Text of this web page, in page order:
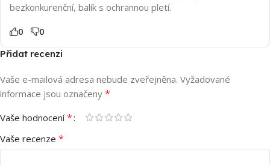
bezkonkurenční, balík s ochrannou pletí.
0 0
Přidat recenzi
Vaše e-mailová adresa nebude zveřejněna. Vyžadované
informace jsou označeny *
Vaše hodnocení*
Vaše recenze *